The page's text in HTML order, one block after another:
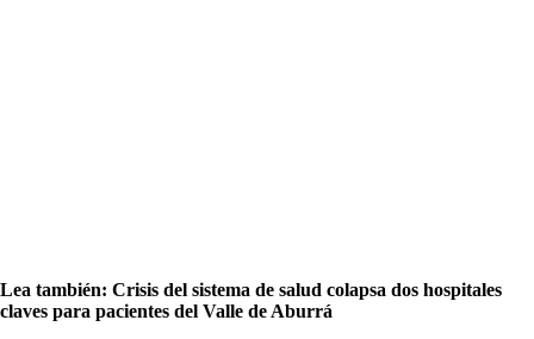
Lea también: Crisis del sistema de salud colapsa dos hospitales
claves para pacientes del Valle de Aburrá